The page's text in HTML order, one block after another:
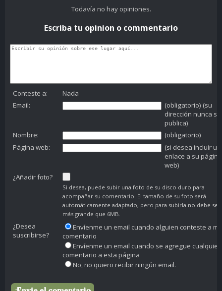
Todavía no hay opiniones.
Escriba tu opinion o commentario
Conteste a:
Nada
Email:
(obligatorio) (su
dirección nunca se
publica)
Nombre:
(obligatorio)
Página web:
(si desea incluir un
enlace a su página
web)
¿Añadir foto?
Si desea, puede subir una foto de su disco duro para
acompañar su comentario. El tamaño de su foto será
automáticamente adaptado, pero para subirla no debe ser
más grande que 6MB.
¿Desea
suscribirse?
Envíenme un email cuando alguien conteste a mi
comentario
Envíenme un email cuando se agregue cualquier
comentario a esta página
No, no quiero recibir ningún email.